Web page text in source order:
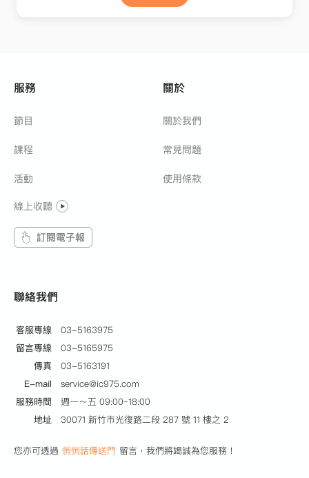
服務
節目
課程
活動
線上收聽
訂閱電子報
關於
關於我們
常見問題
使用條款
聯絡我們
客服專線
03-5163975
留言專線
03-5165975
傳真
03-5163191
E-mail
service@ic975.com
服務時間
週一～五 09:00~18:00
地址
30071 新竹市光復路二段 287 號 11 樓之 2
您亦可透過 悄悄話傳送門 留言，我們將竭誠為您服務！